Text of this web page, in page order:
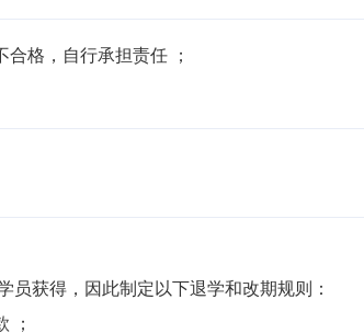
格，自行承担责任 ；
获得，因此制定以下退学和改期规则：
；